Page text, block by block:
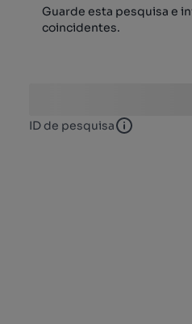
Guarde esta pesquisa e
coincidentes.
ID de pesquisa ID de